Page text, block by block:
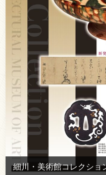
細川・美術館コレクショ